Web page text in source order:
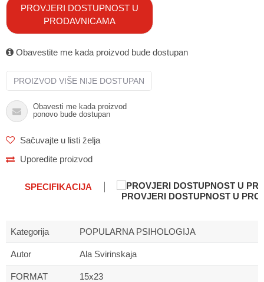
PROVJERI DOSTUPNOST U
PRODAVNICAMA
Obavestite me kada proizvod bude dostupan
PROIZVOD VIŠE NIJE DOSTUPAN
Obavesti me kada proizvod
ponovo bude dostupan
Sačuvajte u listi želja
Uporedite proizvod
SPECIFIKACIJA
PROVJERI DOSTUPNOST U
Kategorija POPULARNA PSIHOLOGIJA
Autor Ala Svirinskaja
FORMAT 15x23